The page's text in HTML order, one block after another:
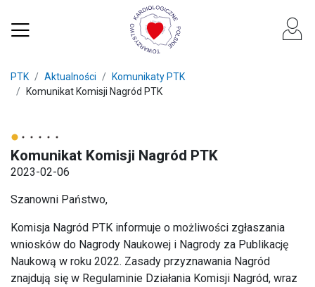
PTK Aktualności
Komunikaty PTK
Komunikat Komisji Nagród PTK
Komunikat Komisji Nagród PTK
2023-02-06
Szanowni Państwo,
Komisja Nagród PTK informuje o możliwości zgłaszania
wniosków do Nagrody Naukowej i Nagrody za Publikację
Naukową w roku 2022. Zasady przyznawania Nagród
znajdują się w Regulaminie Działania Komisji Nagród, wraz